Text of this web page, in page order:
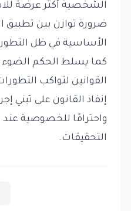
الشخصية أكثر عرضة
ضرورة توازن بين تطبيق
الأساسية في ظل التطور
كما يسلط الحكم الضوء
القوانين لتواكب
إنفاذ القانون على تبني
واحترامًا للخصوصية عند
التحقيقات.